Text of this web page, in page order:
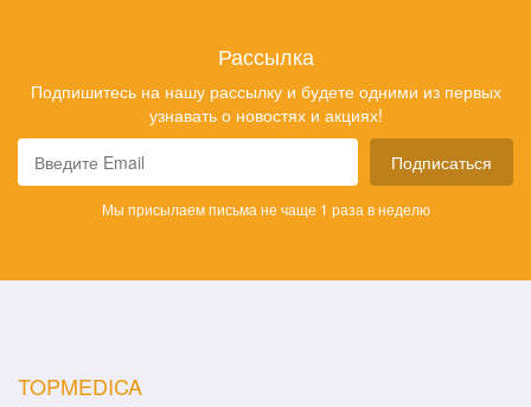
Рассылка
Подпишитесь на нашу рассылку и будете одними из первых
узнавать о новостях и акциях!
Подписаться
Мы присылаем письма не чаще 1 раза в неделю
TOPMEDICA